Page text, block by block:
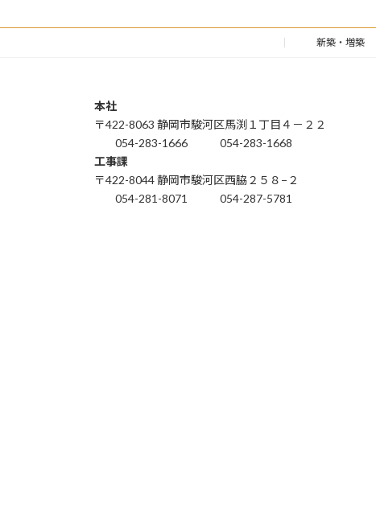
新築・増築
本社
〒422-8063 静岡市駿河区馬渕１丁目４－２２
054-283-1666
054-283-1668
工事課
〒422-8044 静岡市駿河区西脇２５８−２
054-281-8071
054-287-5781